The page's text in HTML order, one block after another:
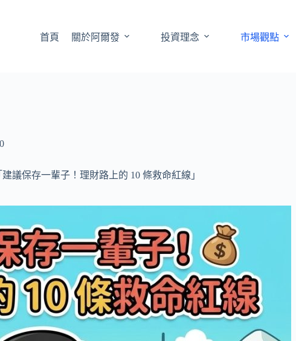
首頁 關於阿爾發 投資理念 市場觀點
建議保存一輩子！理財路上的 10 條救命紅線」